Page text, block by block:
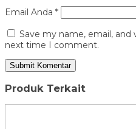
Email Anda *
Save my name, email,
next time I comment.
Produk Terkait